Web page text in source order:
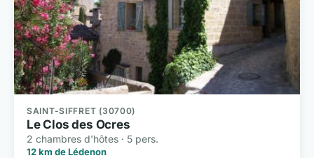
SAINT-SIFFRET (30700)
Le Clos des Ocres
2 chambres d'hôtes · 5 pers.
12 km de Lédenon